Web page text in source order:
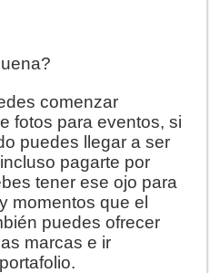
comenzar
fotos para eventos, si
puedes llegar a ser
pagarte por
tener ese ojo para
momentos que el
puedes ofrecer
marcas e ir